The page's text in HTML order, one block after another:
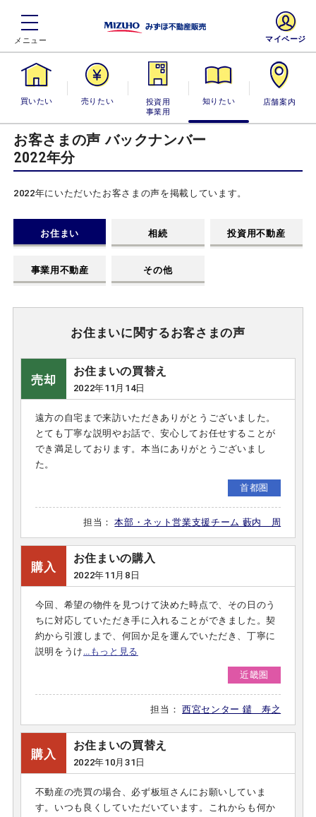
買いたい 売りたい
投資用・事業
用
知りたい 店舗案内
マイページ
お客さまの声 バックナンバー
2022年分
2022年にいただいたお客さまの声を掲載しています。
お住まい 相続 投資用不動産
事業用不動産 その他
お住まいに関するお客さまの声
売却
お住まいの買替え
2022年11月14日
遠方の自宅まで来訪いただきありがとうございました。
とても丁寧な説明やお話で、安心してお任せすることが
でき満足しております。本当にありがとうございまし
た。
首都圏
担当：本部・ネット営業支援チーム 藪内 周
購入
お住まいの購入
2022年11月8日
今回、希望の物件を見つけて決めた時点で、その日のう
ちに対応していただき手に入れることができました。契
約から引渡しまで、何回か足を運んでいただき、丁寧に
説明をうけ …もっと見る
近畿圏
担当：西宮センター 鑓 寿之
購入
お住まいの買替え
2022年10月31日
不動産の売買の場合、必ず板垣さんにお願いしていま
す。いつも良くしていただいています。これからも何か